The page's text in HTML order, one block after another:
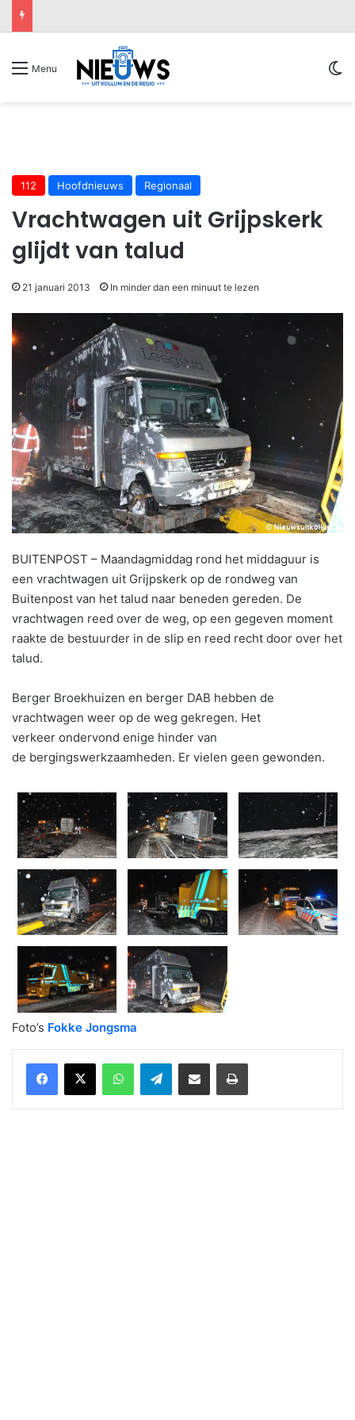
Menu
112 Hoofdnieuws Regionaal
Vrachtwagen uit Grijpskerk
glijdt van talud
21 januari 2013 In minder dan een minuut te lezen
BUITENPOST – Maandagmiddag rond het middaguur is
een vrachtwagen uit Grijpskerk op de rondweg van
Buitenpost van het talud naar beneden gereden. De
vrachtwagen reed over de weg, op een gegeven moment
raakte de bestuurder in de slip en reed recht door over het
talud.
Berger Broekhuizen en berger DAB hebben de
vrachtwagen weer op de weg gekregen. Het
verkeer ondervond enige hinder van
de bergingswerkzaamheden. Er vielen geen gewonden.
Foto’s Fokke Jongsma
WhatsAppTelegramDelen via Email Print